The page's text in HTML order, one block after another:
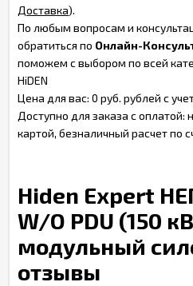
Доставка).
По любым вопросам и
обратиться по Онлайн-
поможем с выбором по всей
HiDEN
Цена для вас: 0 руб. рублей с
Доступно для заказа с оплатой:
картой, безналичный расчет по
Hiden Expert
W/O PDU (150
модульный
отзывы